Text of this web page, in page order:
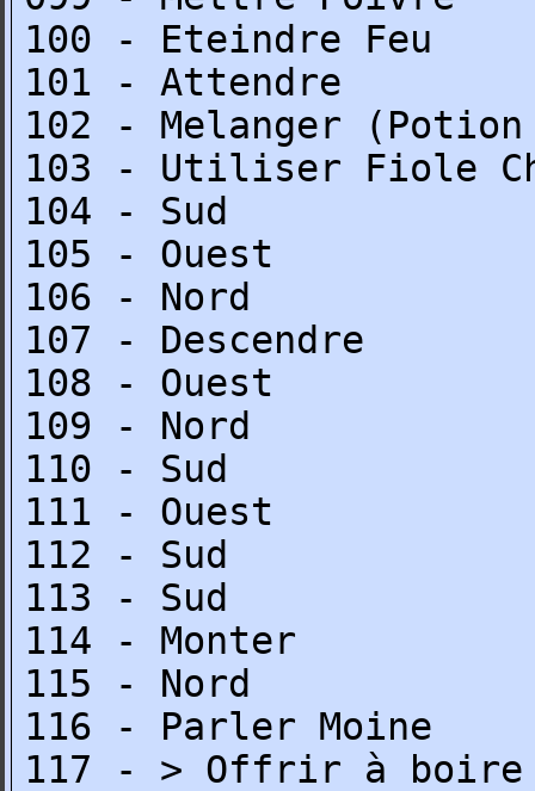
100 - Eteindre Feu
101 - Attendre
102 - Melanger
103 - Utiliser Fiole
104 - Sud
105 - Ouest
106 - Nord
107 - Descendre
108 - Ouest
109 - Nord
110 - Sud
111 - Ouest
112 - Sud
113 - Sud
114 - Monter
115 - Nord
116 - Parler Moine
117 - > Offrir à boire